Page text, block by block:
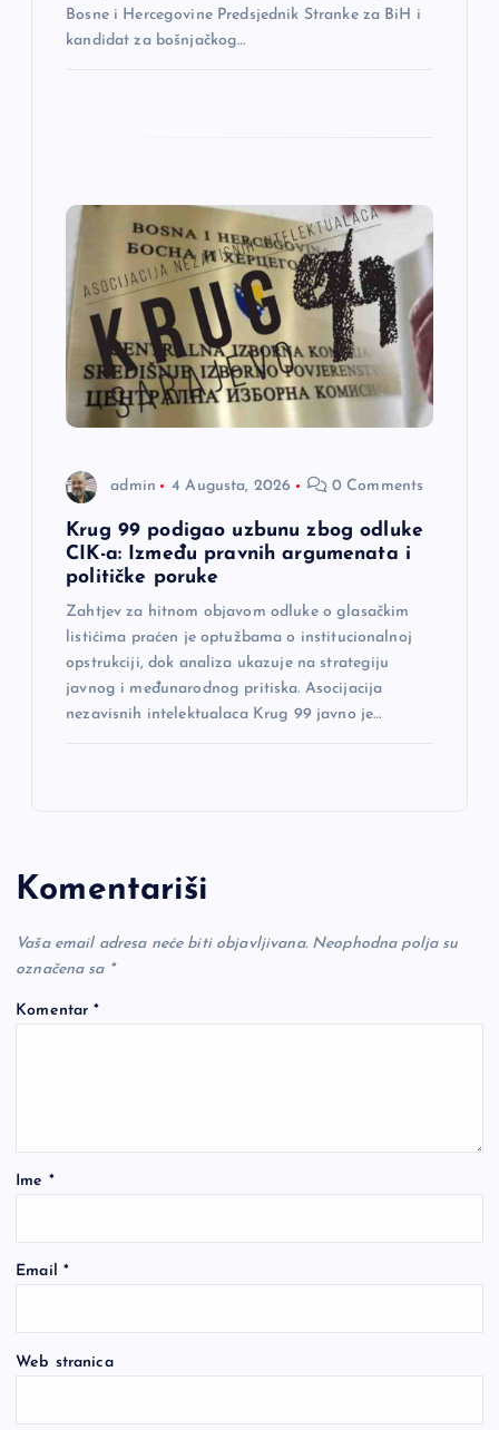
Bosne i Hercegovine Predsjednik Stranke za BiH i
kandidat za bošnjačkog…
admin 4 Augusta, 2026 0 Comments
Krug 99 podigao uzbunu zbog odluke
CIK-a: Između pravnih argumenata i
političke poruke
Zahtjev za hitnom objavom odluke o glasačkim
listićima praćen je optužbama o institucionalnoj
opstrukciji, dok analiza ukazuje na strategiju
javnog i međunarodnog pritiska. Asocijacija
nezavisnih intelektualaca Krug 99 javno je…
Komentariši
Vaša email adresa neće biti objavljivana. Neophodna polja su
označena sa *
Komentar*
Ime *
Email *
Web stranica